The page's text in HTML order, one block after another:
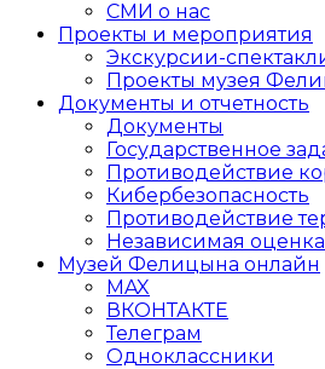
СМИ о нас
Проекты и мероприятия
Экскурсии-
Проекты музея
Документы и отчетность
Документы
Государственное
Противодействие
Кибер­безопасность
Противодействие
Независимая оценка
Музей Фелицына онлайн
MAX
ВКОНТАКТЕ
Телеграм
Одноклассники